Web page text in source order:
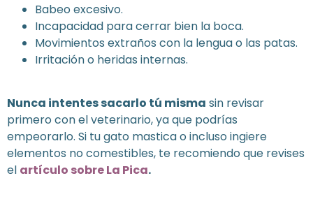
Babeo excesivo.
Incapacidad para cerrar bien la boca.
Movimientos extraños con la lengua o las patas.
Irritación o heridas internas.
Nunca intentes sacarlo tú misma sin revisar
primero con el veterinario, ya que podrías
empeorarlo. Si tu gato mastica o incluso ingiere
elementos no comestibles, te recomiendo que revises
el artículo sobre La Pica.